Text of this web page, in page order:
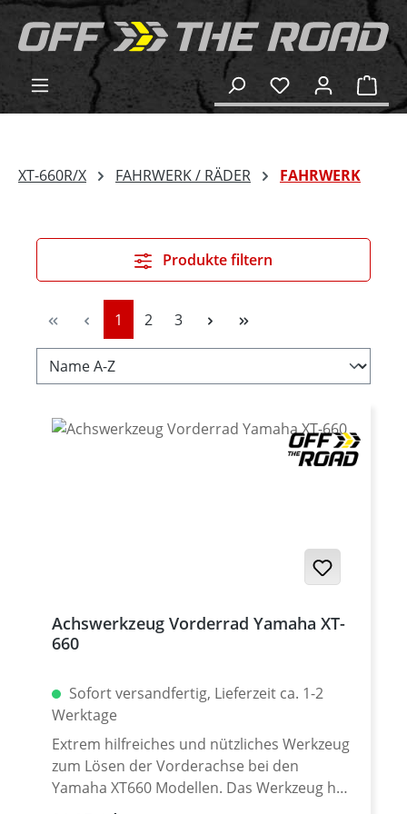
springen
XT-660R/X FAHRWERK / RÄDER FAHRWERK
Produkte filtern
Seite
1 Seite
2 Seite
3
Achswerkzeug Vorderrad Yamaha XT-
660
Sofort versandfertig, Lieferzeit ca. 1-2
Werktage
Extrem hilfreiches und nützliches Werkzeug
zum Lösen der Vorderachse bei den
Yamaha XT660 Modellen. Das Werkzeug hat
einen 22mm Außensechskant und kann